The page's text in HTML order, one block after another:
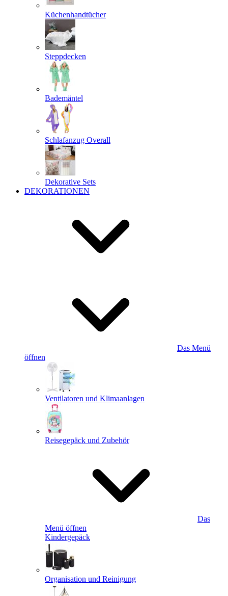
Küchenhandtücher
Steppdecken
Bademäntel
Schlafanzug Overall
Dekorative Sets
DEKORATIONEN
Das Menü
öffnen
Ventilatoren und Klimaanlagen
Reisegepäck und Zubehör
Das
Menü öffnen
Kindergepäck
Organisation und Reinigung